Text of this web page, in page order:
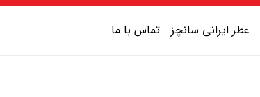
عطر ایرانی سانچز تماس با ما